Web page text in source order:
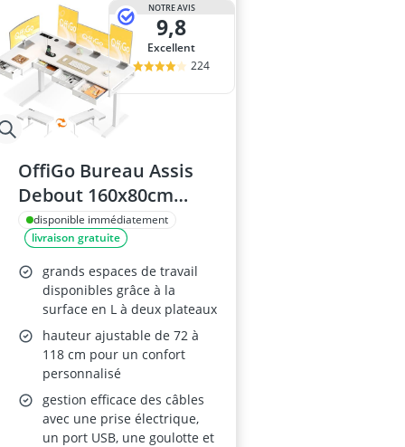
NOTRE AVIS
9,8
Excellent
224
OffiGo Bureau Assis
Debout 160x80cm
avec Tiroirs
disponible immédiatement
livraison gratuite
grands espaces de travail
disponibles grâce à la
surface en L à deux plateaux
hauteur ajustable de 72 à
118 cm pour un confort
personnalisé
gestion efficace des câbles
avec une prise électrique,
un port USB, une goulotte et